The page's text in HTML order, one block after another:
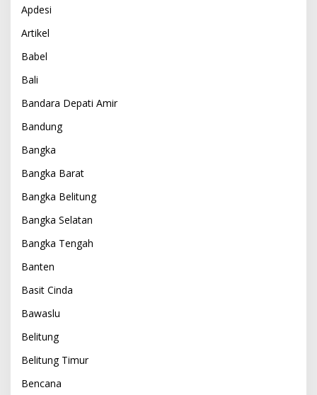
Apdesi
Artikel
Babel
Bali
Bandara Depati Amir
Bandung
Bangka
Bangka Barat
Bangka Belitung
Bangka Selatan
Bangka Tengah
Banten
Basit Cinda
Bawaslu
Belitung
Belitung Timur
Bencana